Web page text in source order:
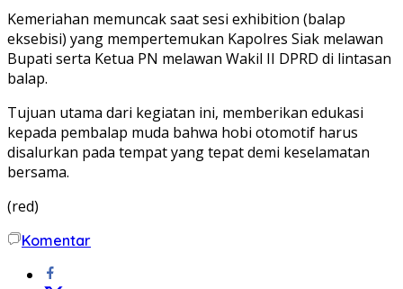
Kemeriahan memuncak saat sesi exhibition (balap
eksebisi) yang mempertemukan Kapolres Siak melawan
Bupati serta Ketua PN melawan Wakil II DPRD di lintasan
balap.
Tujuan utama dari kegiatan ini, memberikan edukasi
kepada pembalap muda bahwa hobi otomotif harus
disalurkan pada tempat yang tepat demi keselamatan
bersama.
(red)
Komentar